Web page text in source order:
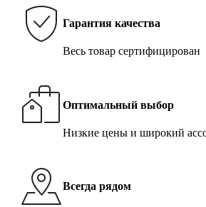
Гарантия качества
Весь товар сертифицирован
Оптимальный выбор
Низкие цены и широкий
Всегда рядом